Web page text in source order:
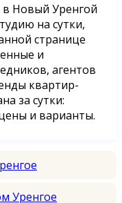
в Новый Уренгой
на сутки,
странице
и
агентов
квартир-
за сутки:
и варианты.
Уренгое